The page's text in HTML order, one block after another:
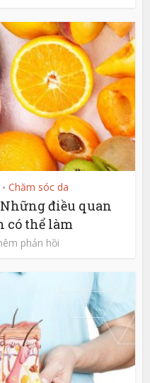
• Chăm sóc da
Những điều quan
có thể làm
phản hồi